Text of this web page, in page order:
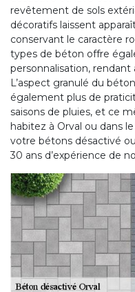
revêtement de sols
décoratifs laissent
conservant le caractère
types de béton offre
personnalisation, rendant
L’aspect granulé du
également plus de
saisons de pluies, et ce
habitez à Orval ou dans
votre bétons désactivé
30 ans d’expérience de